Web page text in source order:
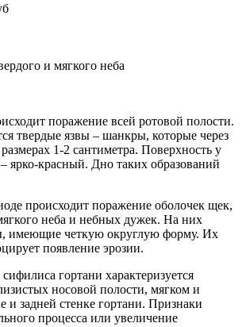
и мягкого неба
поражение всей ротовой полости.
твердые язвы – шанкры, которые через
1-2 сантиметра. Поверхность у
ярко-красный. Дно таких образований
происходит поражение оболочек щек,
неба и небных дужек. На них
имеющие четкую округлую форму. Их
появление эрозии.
гортани характеризуется
носовой полости, мягком и
и задней стенке гортани. Признаки
процесса или увеличение